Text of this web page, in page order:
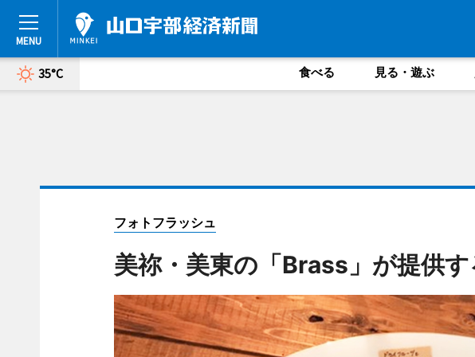
35°C 食べる 見る・遊ぶ
フォトフラッシュ
美祢・美東の「Brass」が提供